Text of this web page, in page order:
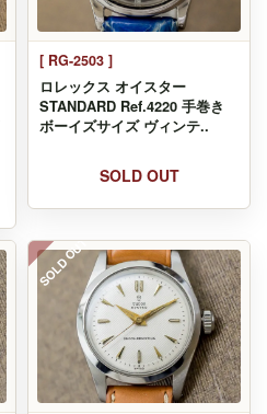
[ RG-2503 ]
ロレックス オイスター
STANDARD Ref.4220 手巻き
ボーイズサイズ ヴィンテ..
SOLD OUT
SOLD OUT